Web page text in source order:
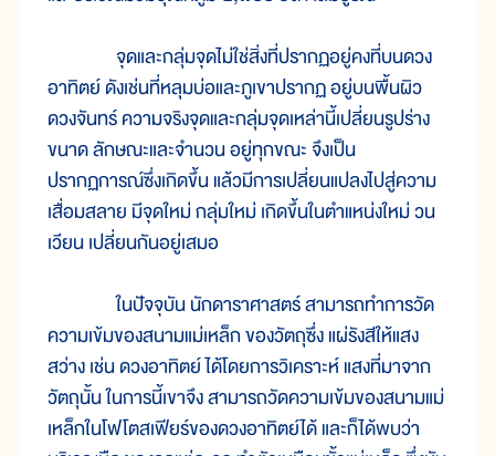
จุดและกลุ่มจุดไม่ใช่สิ่งที่ปรากฏอยู่คงที่บนดวง
อาทิตย์ ดังเช่นที่หลุมบ่อและภูเขาปรากฏ อยู่บนพื้นผิว
ดวงจันทร์ ความจริงจุดและกลุ่มจุดเหล่านี้เปลี่ยนรูปร่าง
ขนาด ลักษณะและจำนวน อยู่ทุกขณะ จึงเป็น
ปรากฏการณ์ซึ่งเกิดขึ้น แล้วมีการเปลี่ยนแปลงไปสู่ความ
เสื่อมสลาย มีจุดใหม่ กลุ่มใหม่ เกิดขึ้นในตำแหน่งใหม่ วน
เวียน เปลี่ยนกันอยู่เสมอ
ในปัจจุบัน นักดาราศาสตร์ สามารถทำการวัด
ความเข้มของสนามแม่เหล็ก ของวัตถุซึ่ง แผ่รังสีให้แสง
สว่าง เช่น ดวงอาทิตย์ ได้โดยการวิเคราะห์ แสงที่มาจาก
วัตถุนั้น ในการนี้เขาจึง สามารถวัดความเข้มของสนามแม่
เหล็กในโฟโตสเฟียร์ของดวงอาทิตย์ได้ และก็ได้พบว่า